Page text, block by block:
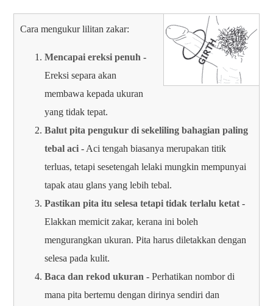
Cara mengukur lilitan zakar:
Mencapai ereksi penuh -
Ereksi separa akan
membawa kepada ukuran
yang tidak tepat.
Balut pita pengukur di sekeliling bahagian paling
tebal aci - Aci tengah biasanya merupakan titik
terluas, tetapi sesetengah lelaki mungkin mempunyai
tapak atau glans yang lebih tebal.
Pastikan pita itu selesa tetapi tidak terlalu ketat -
Elakkan memicit zakar, kerana ini boleh
mengurangkan ukuran. Pita harus diletakkan dengan
selesa pada kulit.
Baca dan rekod ukuran - Perhatikan nombor di
mana pita bertemu dengan dirinya sendiri dan